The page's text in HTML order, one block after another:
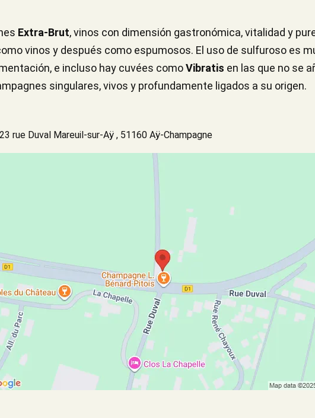
Extra-Brut, vinos con dimensión gastronómica, vitalidad y
vinos y después como espumosos. El uso de sulfuroso es
e incluso hay cuvées comoVibratis en las que no se
singulares, vivos y profundamente ligados a su origen.
23 rue Duval Mareuil-sur-Aÿ , 51160 Aÿ-Champagne